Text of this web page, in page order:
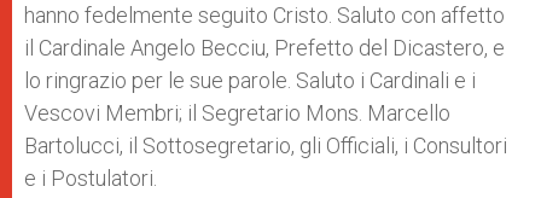
hanno fedelmente seguito Cristo. Saluto con affetto
il Cardinale Angelo Becciu, Prefetto del Dicastero, e
lo ringrazio per le sue parole. Saluto i Cardinali e i
Vescovi Membri; il Segretario Mons. Marcello
Bartolucci, il Sottosegretario, gli Officiali, i Consultori
e i Postulatori.